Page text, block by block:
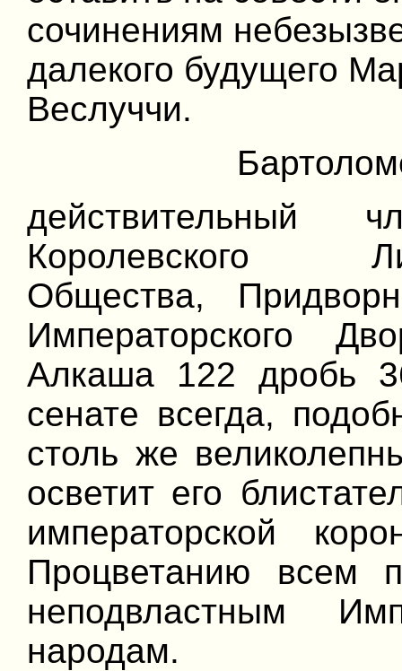
сочинениям
далекого будущего
Веслуччи.
действительный
Королевского
Общества,
Императорского
Алкаша 122 дробь
сенате всегда,
столь же
осветит его
императорской
Процветанию
неподвластным
народам.